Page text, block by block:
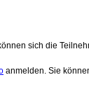
sich die
anmelden. Sie